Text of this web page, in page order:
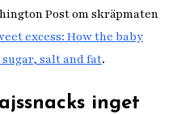
Post om skräpmaten
excess: How the baby
salt and fat.
inget